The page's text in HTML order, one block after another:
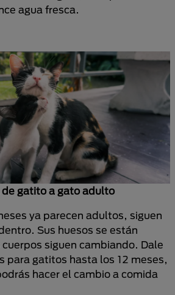
agua fresca.
gatito a gato adulto
ya parecen adultos, siguen
Sus huesos se están
siguen cambiando. Dale
para gatitos hasta los 12 meses,
hacer el cambio a comida